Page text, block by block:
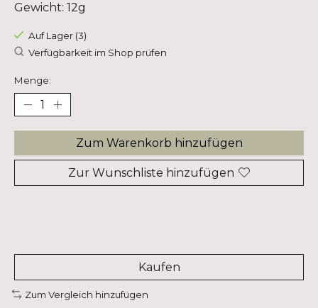
Gewicht: 12g
Auf Lager (3)
Verfügbarkeit im Shop prüfen
Menge:
Zum Warenkorb hinzufügen
Zur Wunschliste hinzufügen
Kaufen
Zum Vergleich hinzufügen